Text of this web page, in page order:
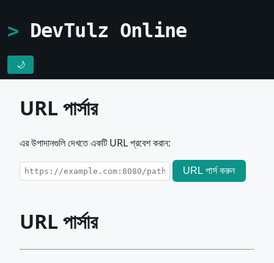
DevTulz Online
🌙
URL পার্সার
এর উপাদানগুলি দেখতে একটি URL প্রবেশ করান:
URL পার্স করুন
URL পার্সার